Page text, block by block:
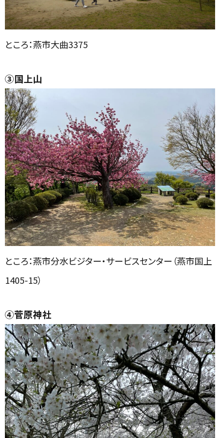
ところ：燕市大曲3375
③国上山
ところ：燕市分水ビジター・サービスセンター（燕市国上
1405-15）
④菅原神社